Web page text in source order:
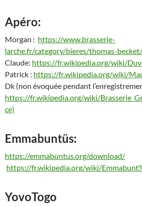
Apéro:
Morgan : https://www.brasserie-
larche.fr/category/bieres/thomas-becket/
Claude: https://fr.wikipedia.org/wiki/
Patrick : https://fr.wikipedia.org/wiki/
Dk (non évoquée pendant
https://fr.wikipedia.org/wiki/
ce)
Emmabuntüs:
https://emmabuntus.org/download/
https://fr.wikipedia.org/wiki/
YovoTogo